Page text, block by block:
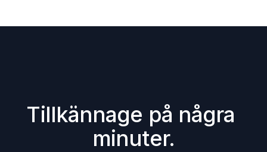
Tillkännage på några
minuter.